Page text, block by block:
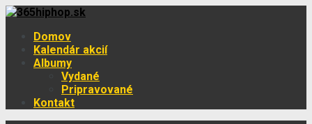
Domov
Kalendár akcií
Albumy
Vydané
Pripravované
Kontakt